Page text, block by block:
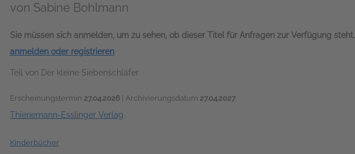
von Sabine Bohlmann
Sie müssen sich anmelden, um zu sehen, ob dieser Titel für Anfragen zur Verfügung steht.
anmelden oder registrieren
Teil von Der kleine Siebenschläfer
Erscheinungstermin 27.04.2026 | Archivierungsdatum 27.04.2027
Thienemann-Esslinger Verlag
Kinderbücher